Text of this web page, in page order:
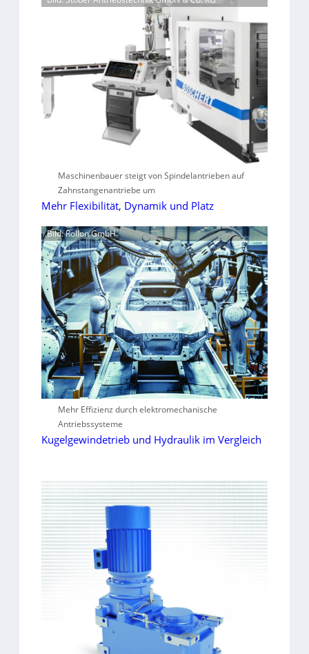
Maschinenbauer steigt von Spindelantrieben auf
Zahnstangenantriebe um
Mehr Flexibilität, Dynamik und Platz
Bild: Rollon GmbH
Mehr Effizienz durch elektromechanische
Antriebssysteme
Kugelgewindetrieb und Hydraulik im Vergleich